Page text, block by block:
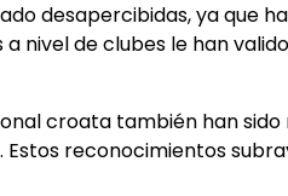
desapercibidas, ya que
nivel de clubes le han
croata también han
reconocimientos